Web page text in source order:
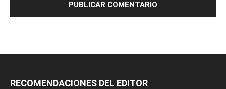
RECOMENDACIONES DEL EDITOR